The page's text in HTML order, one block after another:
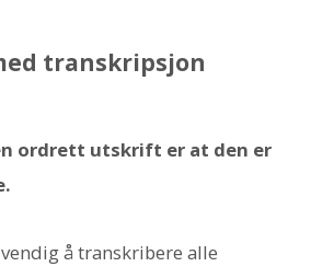
transkripsjon
ordrett utskrift er at den er
å transkribere alle